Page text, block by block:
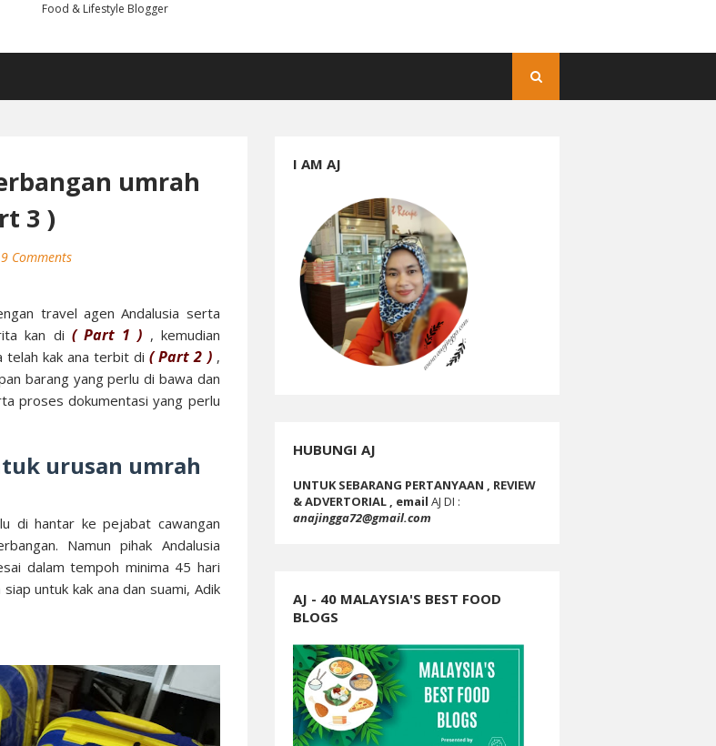
Food & Lifestyle Blogger
umrah
3 )
9 Comments
travel agen Andalusia serta
kan di ( Part 1 ) , kemudian
telah kak ana terbit di( Part 2 ),
barang yang perlu di bawa dan
proses dokumentasi yang perlu
urusan umrah
di hantar ke pejabat cawangan
Namun pihak Andalusia
dalam tempoh minima 45 hari
untuk kak ana dan suami, Adik
I AM AJ
HUBUNGI AJ
UNTUK SEBARANG PERTANYAAN , REVIEW
& ADVERTORIAL , email AJ DI :
anajingga72@gmail.com
AJ - 40 MALAYSIA'S BEST FOOD
BLOGS